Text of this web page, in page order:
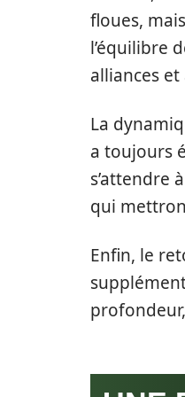
floues,
l’équilibre
alliances
La
a toujours
s’attendre
qui
Enfin, le